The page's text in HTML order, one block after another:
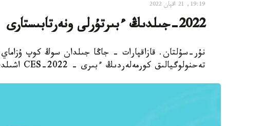
19:19, 21 اقپان 2022
2022-جىلدىڭ ءبىرتۇرلى ونەرتابىستارى
نۇر-سۇلتان. قازاقپارات - جاڭا جىلدان سوڭ كوپ
تەحنولوگيالىق كورمەلەردىڭ ءبىرى - CES-2022 اشىلدى.